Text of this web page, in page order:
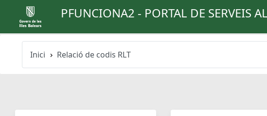
PFUNCIONA2 - PORTAL DE SERVEIS
Inici Relació de codis RLT